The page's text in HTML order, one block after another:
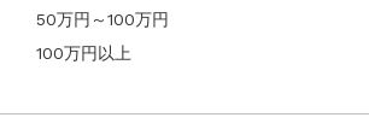
50万円～100万円
100万円以上